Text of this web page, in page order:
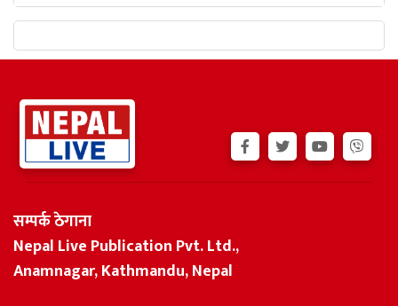
सम्पर्क ठेगाना
Nepal Live Publication Pvt. Ltd.,
Anamnagar, Kathmandu, Nepal